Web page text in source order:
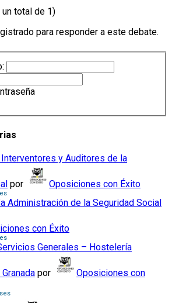
total de 1)
para responder a este debate.
y Auditores de la
por Oposiciones con Éxito
Administración de la Seguridad Social
con Éxito
Generales – Hostelería
por
Oposiciones con